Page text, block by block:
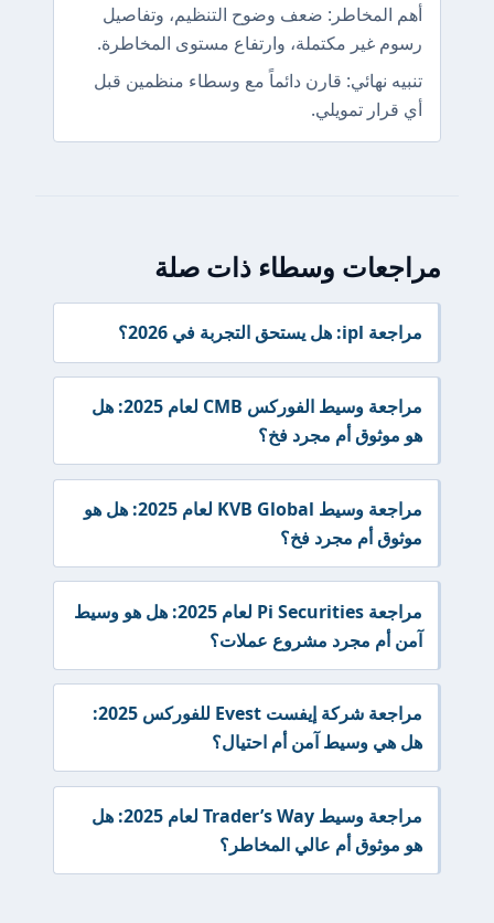
أهم المخاطر: ضعف وضوح التنظيم، وتفاصيل
رسوم غير مكتملة، وارتفاع مستوى المخاطرة.
تنبيه نهائي: قارن دائماً مع وسطاء منظمين قبل
أي قرار تمويلي.
مراجعات وسطاء ذات صلة
مراجعة ipl: هل يستحق التجربة في 2026؟
مراجعة وسيط الفوركس CMB لعام 2025: هل
هو موثوق أم مجرد فخ؟
مراجعة وسيط KVB Global لعام 2025: هل هو
موثوق أم مجرد فخ؟
مراجعة Pi Securities لعام 2025: هل هو وسيط
آمن أم مجرد مشروع عملات؟
مراجعة شركة إيفست Evest للفوركس 2025:
هل هي وسيط آمن أم احتيال؟
مراجعة وسيط Trader’s Way لعام 2025: هل
هو موثوق أم عالي المخاطر؟